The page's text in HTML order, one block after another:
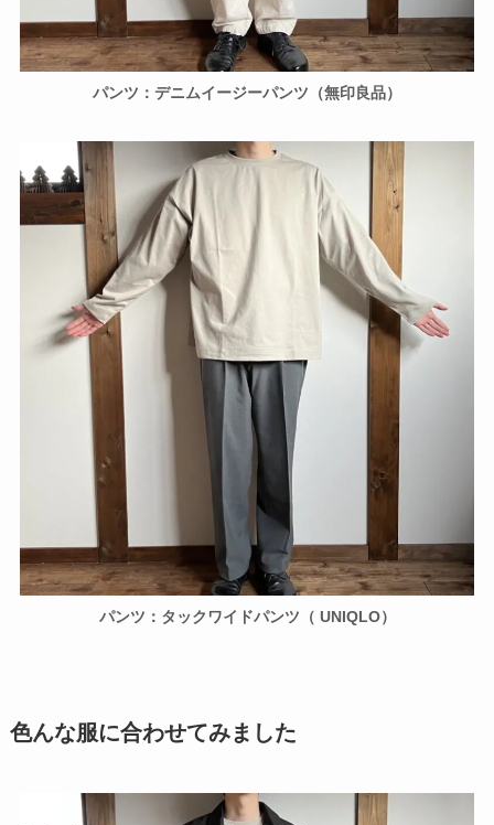
パンツ：デニムイージーパンツ（無印良品）
パンツ：タックワイドパンツ（ UNIQLO）
色んな服に合わせてみました